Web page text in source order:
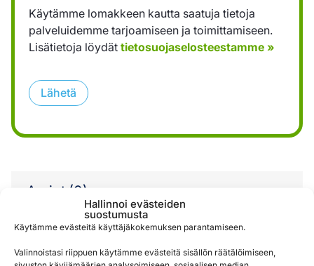
Hallinnoi evästeiden
suostumusta
Käytämme evästeitä käyttäjäkokemuksen parantamiseen.
Valinnoistasi riippuen käytämme evästeitä sisällön räätälöimiseen,
Käytämme lomakkeen kautta saatuja tietoja
palveluidemme tarjoamiseen ja toimittamiseen.
Lisätietoja löydät tietosuojaselosteestamme »
Lähetä
Arviot (0)
Arviot